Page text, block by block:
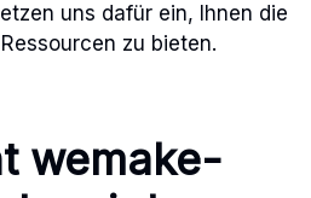
uns dafür ein, Ihnen die
zu bieten.
wemake-